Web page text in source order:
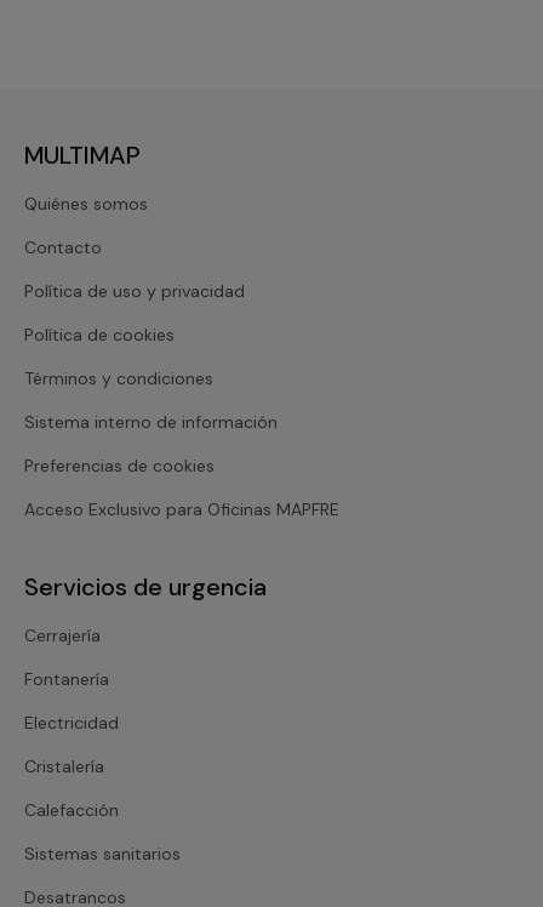
MULTIMAP
Quiénes somos
Contacto
Política de uso y privacidad
Política de cookies
Términos y condiciones
Sistema interno de información
Preferencias de cookies
Acceso Exclusivo para Oficinas MAPFRE
Servicios de urgencia
Cerrajería
Fontanería
Electricidad
Cristalería
Calefacción
Sistemas sanitarios
Desatrancos